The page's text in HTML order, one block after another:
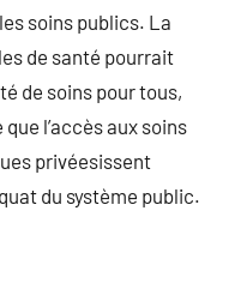
soins publics. La
de santé pourrait
de soins pour tous,
l’accès aux soins
privéesissent
du système public.